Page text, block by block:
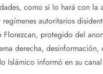
como sí lo hará con la
autoritarios
protegido del
derecha,
Islámico informó en su